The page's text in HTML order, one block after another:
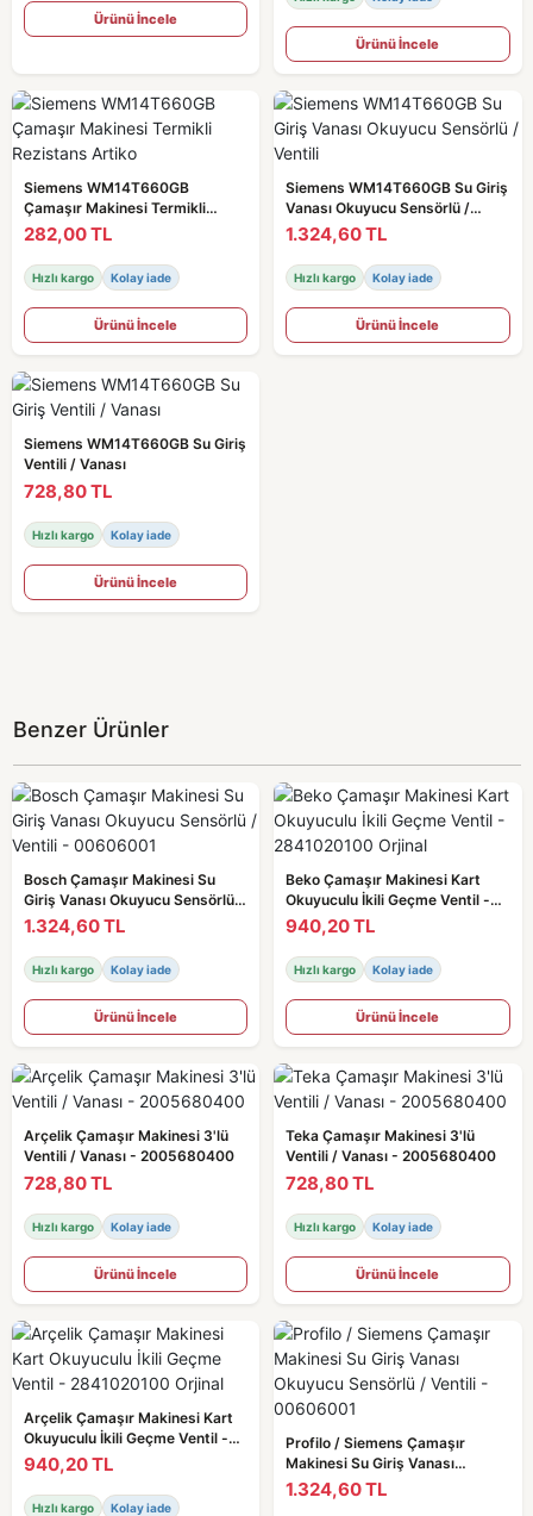
Ürünü İncele
Ürünü İncele
Siemens WM14T660GB
Çamaşır Makinesi Termikli
Rezistans Artiko
282,00 TL
Hızlı kargo Kolay iade
Ürünü İncele
Siemens WM14T660GB Su Giriş
Vanası Okuyucu Sensörlü /
Ventili
1.324,60 TL
Hızlı kargo Kolay iade
Ürünü İncele
Siemens WM14T660GB Su Giriş
Ventili / Vanası
728,80 TL
Hızlı kargo Kolay iade
Ürünü İncele
Benzer Ürünler
Bosch Çamaşır Makinesi Su
Giriş Vanası Okuyucu Sensörlü /
Ventili - 00606001
1.324,60 TL
Hızlı kargo Kolay iade
Ürünü İncele
Beko Çamaşır Makinesi Kart
Okuyuculu İkili Geçme Ventil -
2841020100 Orjinal
940,20 TL
Hızlı kargo Kolay iade
Ürünü İncele
Arçelik Çamaşır Makinesi 3'lü
Ventili / Vanası - 2005680400
728,80 TL
Hızlı kargo Kolay iade
Ürünü İncele
Teka Çamaşır Makinesi 3'lü
Ventili / Vanası - 2005680400
728,80 TL
Hızlı kargo Kolay iade
Ürünü İncele
Arçelik Çamaşır Makinesi Kart
Okuyuculu İkili Geçme Ventil -
2841020100 Orjinal
940,20 TL
Hızlı kargo Kolay iade
Profilo / Siemens Çamaşır
Makinesi Su Giriş Vanası
Okuyucu Sensörlü / Ventili -
00606001
1.324,60 TL